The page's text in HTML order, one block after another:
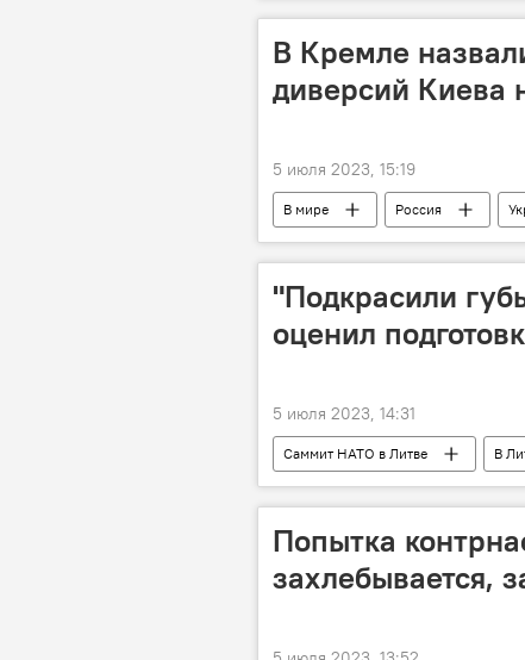
В Кремле
диверсий Киева
5 июля 2023, 15:19
В мире Россия
"Подкрасили
оценил
5 июля 2023, 14:31
Саммит НАТО в Литве В
Попытка
захлебывается,